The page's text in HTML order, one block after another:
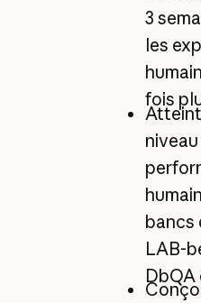
3
les
fois
bancs
LAB-
DbQA